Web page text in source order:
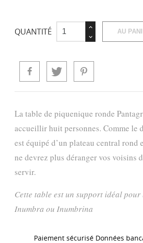
QUANTITÉ AU
La table de piquenique ronde
accueillir huit personnes. Comme le
est équipé d’un plateau central rond
ne devrez plus déranger vos voisins
servir.
Cette table est un support idéal
Inumbra ou Inumbrina
Paiement sécurisé Données